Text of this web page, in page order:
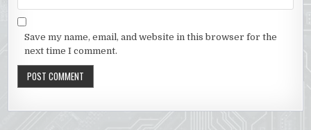
Save my name, email, and website in this browser for the
next time I comment.